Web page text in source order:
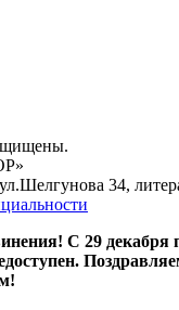
34,
С 29 декабря